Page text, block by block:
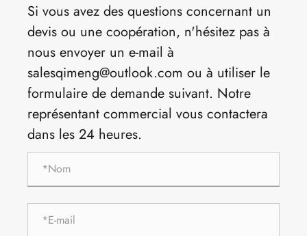
Si vous avez des questions concernant un
devis ou une coopération, n'hésitez pas à
nous envoyer un e-mail à
salesqimeng@outlook.com ou à utiliser le
formulaire de demande suivant. Notre
représentant commercial vous contactera
dans les 24 heures.